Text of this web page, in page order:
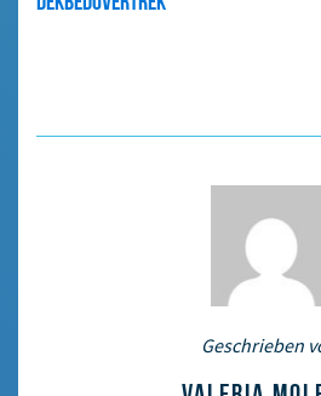
Geschrieben